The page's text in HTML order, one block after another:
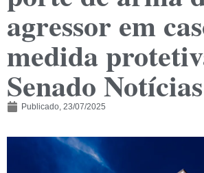
agressor em
medida
Senado Notícias
Publicado, 23/07/2025